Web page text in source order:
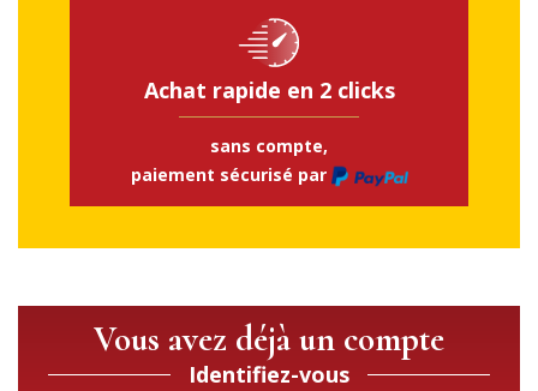
Achat rapide en 2 clicks
sans compte,
paiement sécurisé par
Vous avez déjà un compte
Identifiez-vous